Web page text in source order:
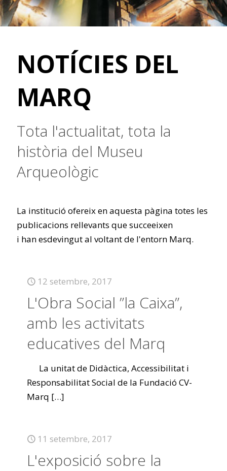
NOTÍCIES DEL
MARQ
Tota l'actualitat, tota la
història del Museu
Arqueològic
La institució ofereix en aquesta pàgina totes les
publicacions rellevants que succeeixen
i han esdevingut al voltant de l'entorn Marq.
12 setembre, 2017
L'Obra Social ”la Caixa”,
amb les activitats
educatives del Marq
La unitat de Didàctica, Accessibilitat i
Responsabilitat Social de la Fundació CV-
Marq […]
11 setembre, 2017
L'exposició sobre la